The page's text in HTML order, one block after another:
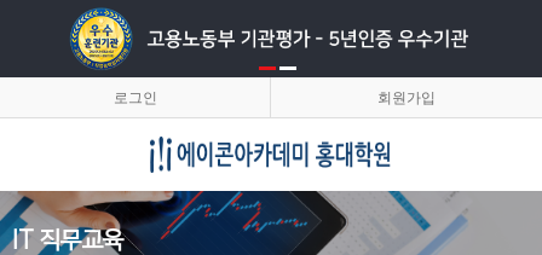
로그인 회원가입
IT 직무교육